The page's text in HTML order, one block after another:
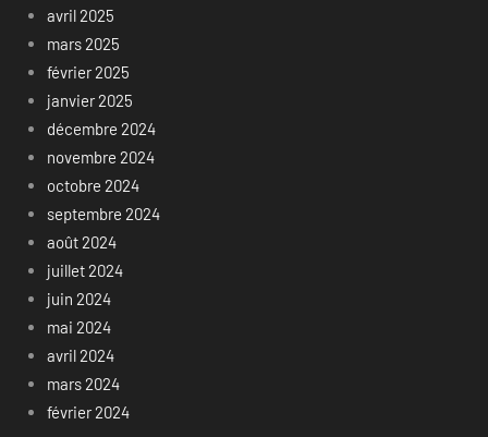
avril 2025
mars 2025
février 2025
janvier 2025
décembre 2024
novembre 2024
octobre 2024
septembre 2024
août 2024
juillet 2024
juin 2024
mai 2024
avril 2024
mars 2024
février 2024